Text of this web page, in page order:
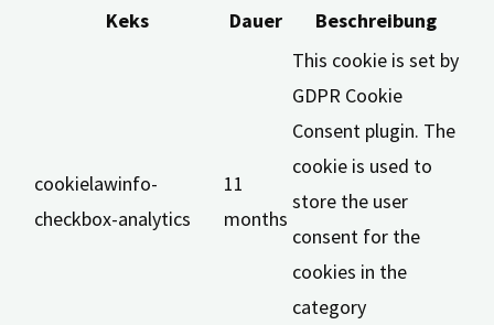
Keks
Dauer Beschreibung
cookielawinfo-
checkbox-analytics
11
months
This cookie is set by
GDPR Cookie
Consent plugin. The
cookie is used to
store the user
consent for the
cookies in the
category